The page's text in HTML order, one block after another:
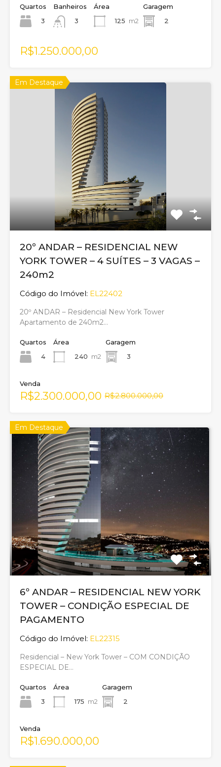
Quartos
3
Banheiros
3
Área
125 m2
Garagem
2
R$1.250.000,00
Em Destaque
20º ANDAR – RESIDENCIAL NEW
YORK TOWER – 4 SUÍTES – 3 VAGAS –
240m2
Código do Imóvel: EL22402
20º ANDAR – Residencial New York Tower
Apartamento de 240m2…
Quartos
4
Área
240 m2
Garagem
3
Venda
R$2.300.000,00 R$2.800.000,00
Em Destaque
6º ANDAR – RESIDENCIAL NEW YORK
TOWER – CONDIÇÃO ESPECIAL DE
PAGAMENTO
Código do Imóvel: EL22315
Residencial – New York Tower – COM CONDIÇÃO
ESPECIAL DE…
Quartos
3
Área
175 m2
Garagem
2
Venda
R$1.690.000,00